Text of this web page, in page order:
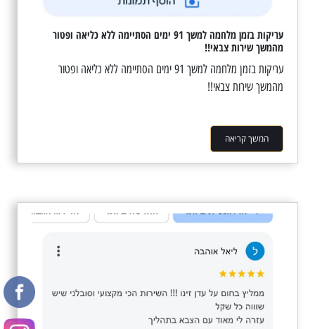
עריקות בזמן מלחמה למשך 91 ימים הסתיימה ללא כליאה ופטור
מהמשך שירות צבאי!!
עריקות בזמן מלחמה למשך 91 ימים הסתיימה ללא כליאה ופטור
מהמשך שירות צבאי!!
המשך קריאה